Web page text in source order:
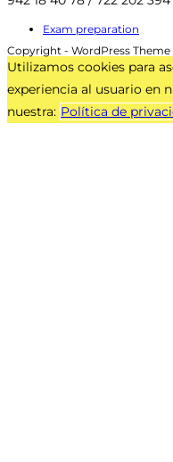
Exam preparation
Copyright - WordPress Theme
Utilizamos cookies para
experiencia al usuario en
nuestra: Política de